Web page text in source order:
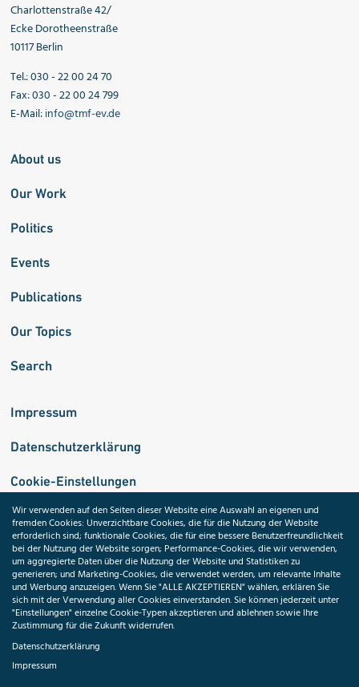
Charlottenstraße 42/
Ecke Dorotheenstraße
10117 Berlin
Tel.: 030 - 22 00 24 70
Fax: 030 - 22 00 24 799
E-Mail:info@tmf-ev.de
About us
Our Work
Politics
Events
Publications
Our Topics
Search
Impressum
Datenschutzerklärung
Cookie-Einstellungen
Medizininformatik-Initiative
ToolPool Gesundheitsforschung
Folgen Sie uns:
Wir verwenden auf den Seiten dieser Website eine Auswahl an eigenen und
fremden Cookies: Unverzichtbare Cookies, die für die Nutzung der Website
erforderlich sind; funktionale Cookies, die für eine bessere Benutzerfreundlichkeit
bei der Nutzung der Website sorgen; Performance-Cookies, die wir verwenden,
um aggregierte Daten über die Nutzung der Website und Statistiken zu
generieren; und Marketing-Cookies, die verwendet werden, um relevante Inhalte
und Werbung anzuzeigen. Wenn Sie "ALLE AKZEPTIEREN" wählen, erklären Sie
sich mit der Verwendung aller Cookies einverstanden. Sie können jederzeit unter
"Einstellungen" einzelne Cookie-Typen akzeptieren und ablehnen sowie Ihre
Zustimmung für die Zukunft widerrufen.
Datenschutzerklärung
Impressum